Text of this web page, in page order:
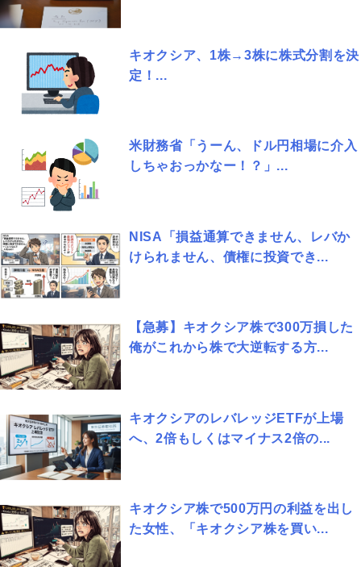
キオクシア、1株→3株に株式分割を決
定！...
米財務省「うーん、ドル円相場に介入
しちゃおっかなー！？」...
NISA「損益通算できません、レバか
けられません、債権に投資でき...
【急募】キオクシア株で300万損した
俺がこれから株で大逆転する方...
キオクシアのレバレッジETFが上場
へ、2倍もしくはマイナス2倍の...
キオクシア株で500万円の利益を出し
た女性、「キオクシア株を買い...